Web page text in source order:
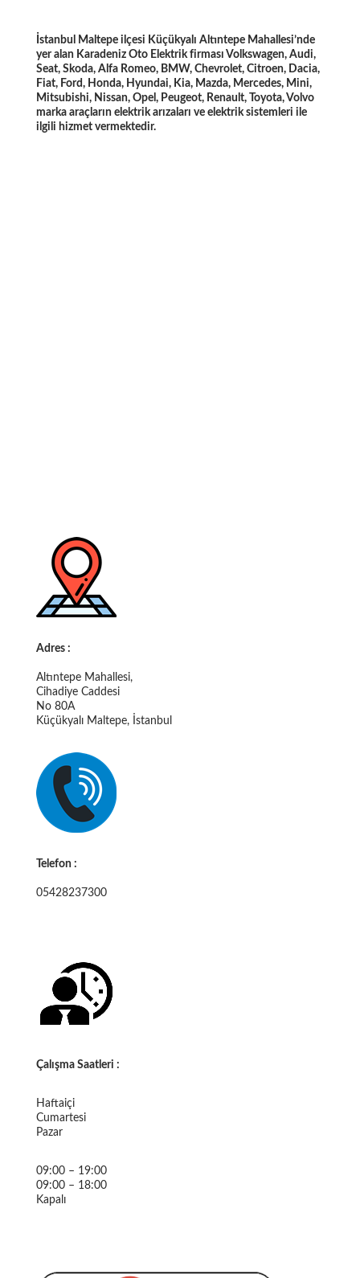
İstanbul Maltepe ilçesi Küçükyalı Altıntepe Mahallesi’nde
yer alan Karadeniz Oto Elektrik firması Volkswagen, Audi,
Seat, Skoda, Alfa Romeo, BMW, Chevrolet, Citroen, Dacia,
Fiat, Ford, Honda, Hyundai, Kia, Mazda, Mercedes, Mini,
Mitsubishi, Nissan, Opel, Peugeot, Renault, Toyota, Volvo
marka araçların elektrik arızaları ve elektrik sistemleri ile
ilgili hizmet vermektedir.
Adres :
Altıntepe Mahallesi,
Cihadiye Caddesi
No 80A
Küçükyalı Maltepe, İstanbul
Telefon :
05428237300
Çalışma Saatleri :
Haftaiçi
Cumartesi
Pazar
09:00 – 19:00
09:00 – 18:00
Kapalı